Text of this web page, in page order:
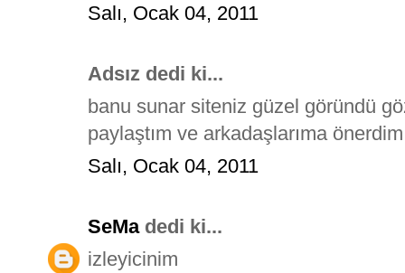
Salı, Ocak 04, 2011
Adsız dedi ki...
banu sunar siteniz güzel göründü
paylaştım ve arkadaşlarıma
Salı, Ocak 04, 2011
SeMadedi ki...
izleyicinim